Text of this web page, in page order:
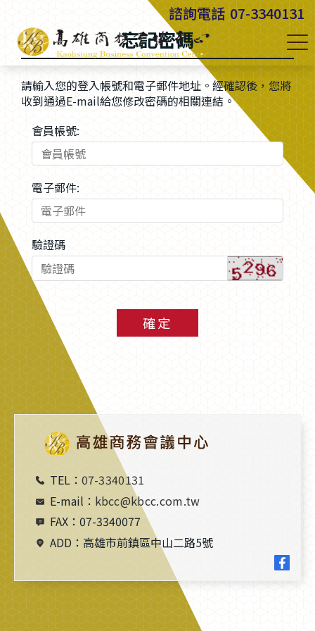
諮詢電話 07-3340131
忘記密碼
請輸入您的登入帳號和電子郵件地址。經確認後，您將
收到通過E-mail給您修改密碼的相關連結。
會員帳號:
電子郵件:
驗證碼
確定
TEL： 07-3340131
E-mail： kbcc@kbcc.com.tw
FAX： 07-3340077
ADD： 高雄市前鎮區中山二路5號